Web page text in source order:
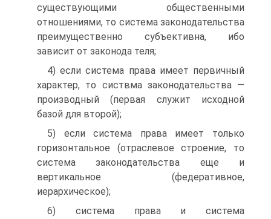
существующими общественными
отношениями, то система законодательства
преимущественно субъективна, ибо
зависит от законода теля;
4) если система права имеет первичный
характер, то систвма законодательства —
производный (первая служит исходной
базой для второй);
5) если система права имеет только
горизонтальное (отраслевое строение, то
система законодательства еще и
вертикальное (федеративное,
иерархическое);
6) система права и система